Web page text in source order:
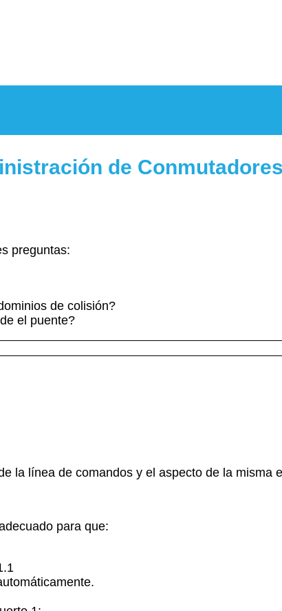
de
preguntas:
de colisión?
el puente?
la línea de comandos y el aspecto de la misma
para que: